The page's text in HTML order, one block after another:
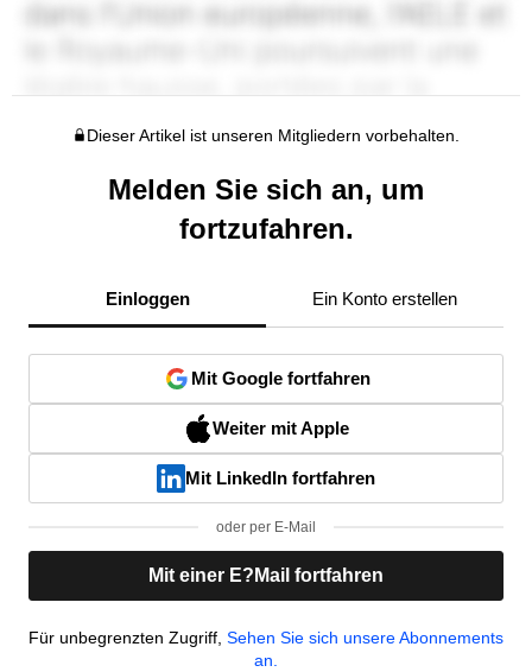
Dieser Artikel ist unseren Mitgliedern vorbehalten.
Melden Sie sich an, um
fortzufahren.
Einloggen Ein Konto erstellen
Mit Google fortfahren
Weiter mit Apple
Mit LinkedIn fortfahren
oder per E-Mail
Mit einer E?Mail fortfahren
Für unbegrenzten Zugriff, Sehen Sie sich unsere Abonnements
an.